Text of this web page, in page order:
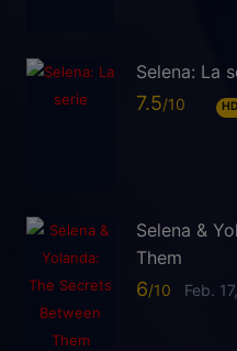
Selena: La
7.5 HD
Selena &
Them
6 Feb.